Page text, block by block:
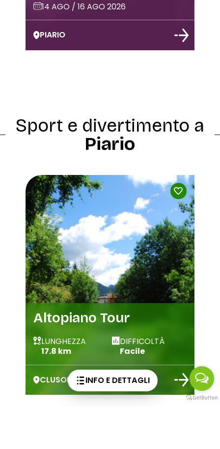
INFO E DETTAGLI
14 AGO / 16 AGO 2026
PIARIO
Sport e divertimento a
Piario
Altopiano Tour
LUNGHEZZA
17.8 km
DIFFICOLTÀ
Facile
CLUSONE